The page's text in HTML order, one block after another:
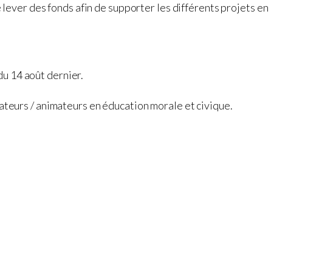
lever des fonds afin de supporter les différents projets en
14 août dernier.
/ animateurs en éducation morale et civique.